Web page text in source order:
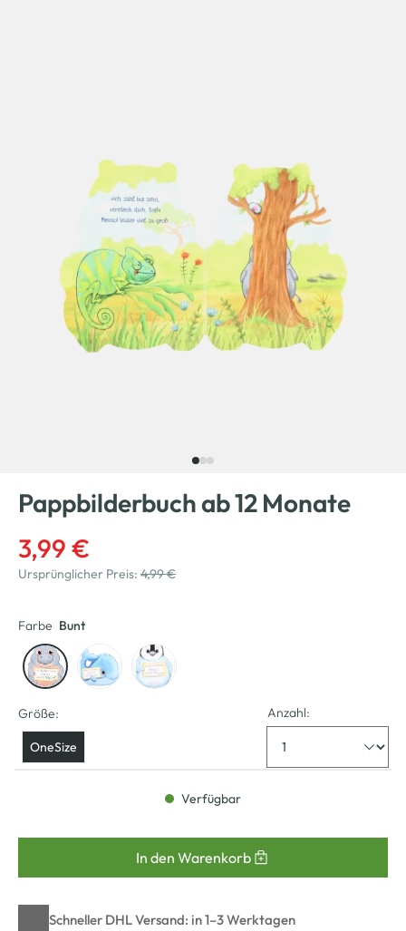
Pappbilderbuch ab 12 Monate
3,99 €
Ursprünglicher Preis: 4,99 €
Farbe Bunt
Größe:
OneSize
Anzahl:
Verfügbar
In den Warenkorb
Schneller DHL Versand: in 1–3 Werktagen